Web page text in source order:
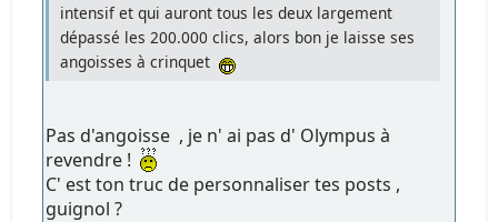
intensif et qui auront tous les deux largement
dépassé les 200.000 clics, alors bon je laisse ses
angoisses à crinquet
Pas d'angoisse , je n' ai pas d' Olympus à
revendre !
C' est ton truc de personnaliser tes posts ,
guignol ?